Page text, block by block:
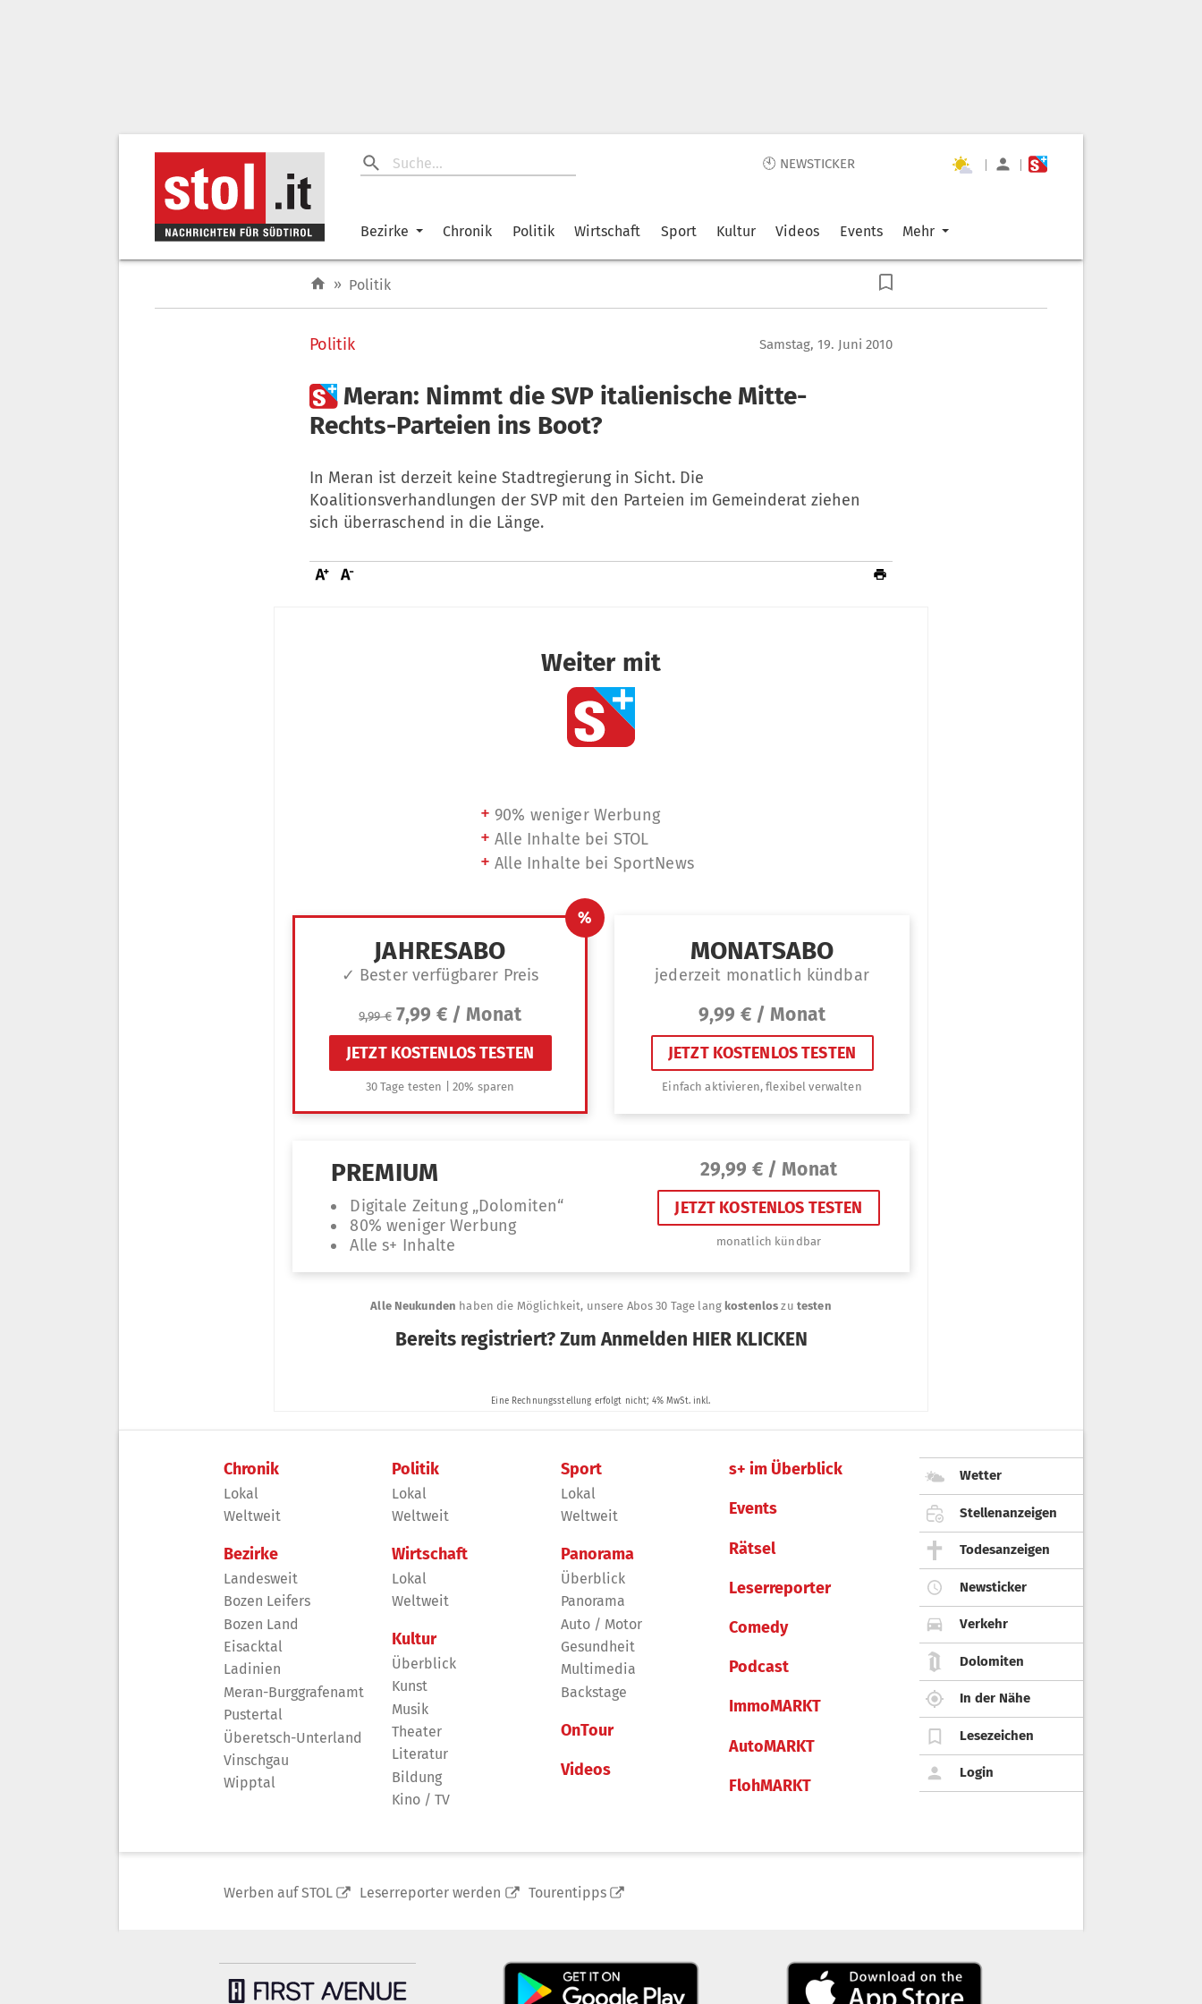
🕙 NEWSTICKER | |
Bezirke Chronik Politik Wirtschaft Sport Kultur Videos Events Mehr
» Politik
Politik Samstag, 19. Juni 2010
 Meran: Nimmt die SVP italienische Mitte-
Rechts-Parteien ins Boot?
In Meran ist derzeit keine Stadtregierung in Sicht. Die
Koalitionsverhandlungen der SVP mit den Parteien im Gemeinderat ziehen
sich überraschend in die Länge.
Chronik
Lokal
Weltweit
Bezirke
Landesweit
Bozen Leifers
Bozen Land
Eisacktal
Ladinien
Meran-Burggrafenamt
Pustertal
Überetsch-Unterland
Vinschgau
Wipptal
Politik
Lokal
Weltweit
Wirtschaft
Lokal
Weltweit
Kultur
Überblick
Kunst
Musik
Theater
Literatur
Bildung
Kino / TV
Sport
Lokal
Weltweit
Panorama
Überblick
Panorama
Auto / Motor
Gesundheit
Multimedia
Backstage
OnTour
Videos
s+ im Überblick
Events
Rätsel
Leserreporter
Comedy
Podcast
ImmoMARKT
AutoMARKT
FlohMARKT
Wetter
Stellenanzeigen
Todesanzeigen
Newsticker
Verkehr
Dolomiten
In der Nähe
Lesezeichen
Login
Werben auf STOL Leserreporter werden Tourentipps